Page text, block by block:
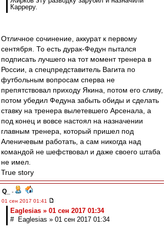
Карреру.
Отличное сочинение, аккурат к первому
сентября. То есть дурак-Федун пытался
подписать лучшего на тот момент тренера в
России, а спецпредставитель Вагита по
футбольным вопросам сперва не
препятствовал приходу Якина, потом его сливу,
потом убедил Федуна забыть обиды и сделать
ставку на тренера вылетевшего Арсенала, а
под конец и вовсе настоял на назначении
главным тренера, который пришел под
Аленичевым работать, а сам никогда над
командой не шефствовал и даже своего штаба
не имел.
True story
Q_
-
01 сен 2017 01:41
Eaglesias » 01 сен 2017 01:34
# Eaglesias » 01 сен 2017 01:34